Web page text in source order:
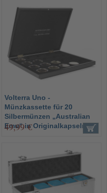
Volterra Uno -
Münzkassette für 20
Silbermünzen „Australian
Emu“ in Originalkapseln
49,99 €